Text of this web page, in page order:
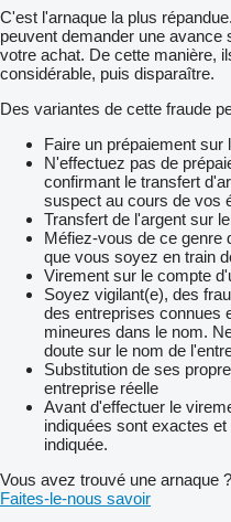
C'est l'arnaque la plus
peuvent demander une avance
votre achat. De cette manière,
considérable, puis disparaître.
Des variantes de cette fraude
Faire un prépaiement sur
N'effectuez pas de
confirmant le transfert
suspect au cours de vos
Transfert de l'argent sur
Méfiez-vous de ce genre
que vous soyez en train
Virement sur le compte
Soyez vigilant(e), des
des entreprises connues
mineures dans le nom.
doute sur le nom de
Substitution de ses
entreprise réelle
Avant d'effectuer le
indiquées sont exactes
indiquée.
Vous avez trouvé une arnaque ?
Faites-le-nous savoir